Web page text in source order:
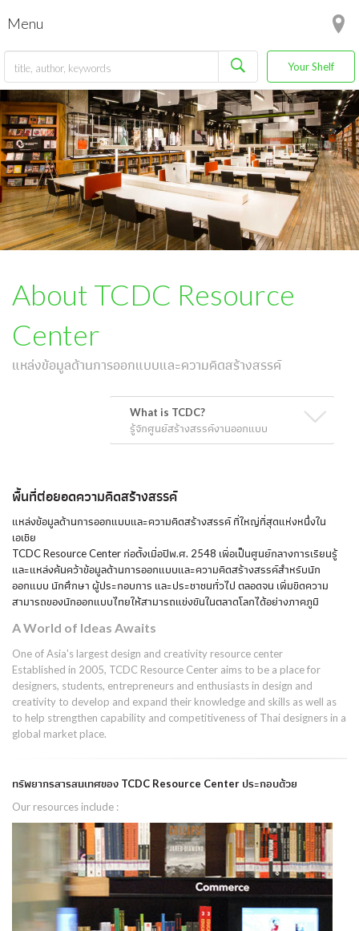
Menu
Your Shelf
About TCDC Resource
Center
แหล่งข้อมูลด้านการออกแบบและความคิดสร้างสรรค์
What is TCDC?
รู้จักศูนย์สร้างสรรค์งานออกแบบ
พื้นที่ต่อยอดความคิดสร้างสรรค์
แหล่งข้อมูลด้านการออกแบบและความคิดสร้างสรรค์ ที่ใหญ่ที่สุดแห่งหนึ่งใน
เอเชีย
TCDC Resource Center ก่อตั้งเมื่อปีพ.ศ. 2548 เพื่อเป็นศูนย์กลางการเรียนรู้
และแหล่งค้นคว้าข้อมูลด้านการออกแบบและความคิดสร้างสรรค์สำหรับนัก
ออกแบบ นักศึกษา ผู้ประกอบการ และประชาชนทั่วไป ตลอดจน เพิ่มขีดความ
สามารถของนักออกแบบไทยให้สามารถแข่งขันในตลาดโลกได้อย่างภาคภูมิ
A World of Ideas Awaits
One of Asia's largest design and creativity resource center
Established in 2005, TCDC Resource Center aims to be a place for
designers, students, entrepreneurs and enthusiasts in design and
creativity to develop and expand their knowledge and skills as well as
to help strengthen capability and competitiveness of Thai designers in a
global market place.
ทรัพยากรสารสนเทศของ TCDC Resource Center ประกอบด้วย
Our resources include :